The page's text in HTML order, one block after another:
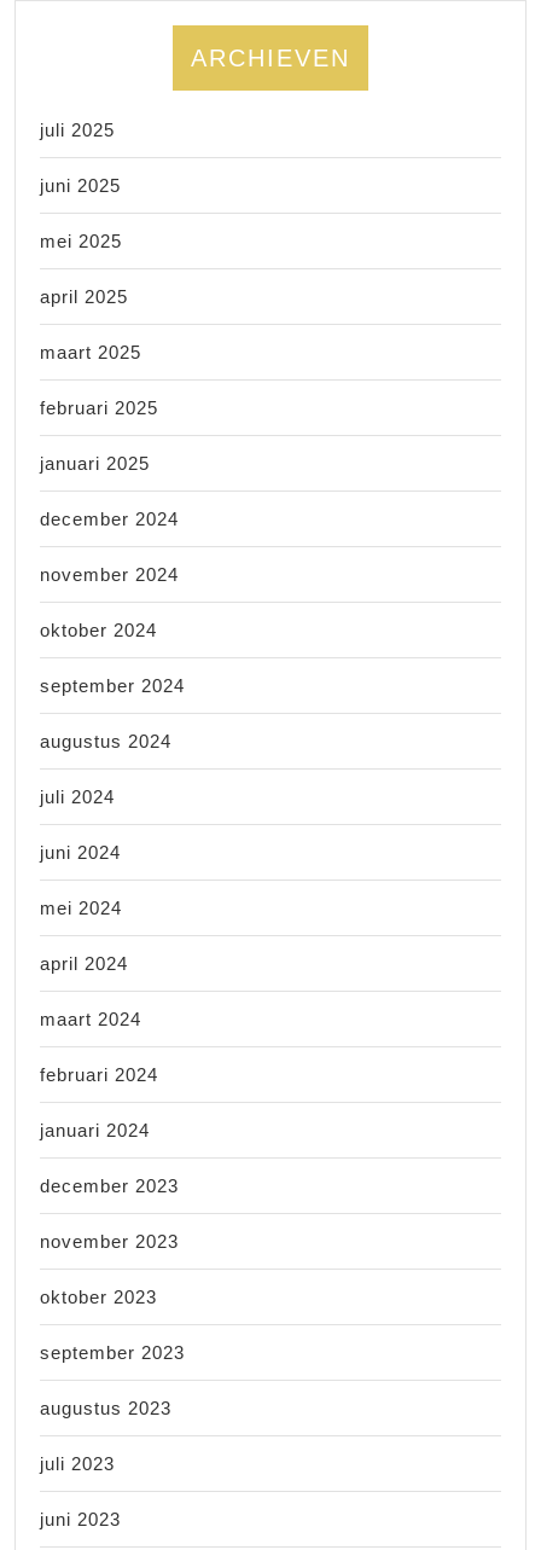
ARCHIEVEN
juli 2025
juni 2025
mei 2025
april 2025
maart 2025
februari 2025
januari 2025
december 2024
november 2024
oktober 2024
september 2024
augustus 2024
juli 2024
juni 2024
mei 2024
april 2024
maart 2024
februari 2024
januari 2024
december 2023
november 2023
oktober 2023
september 2023
augustus 2023
juli 2023
juni 2023